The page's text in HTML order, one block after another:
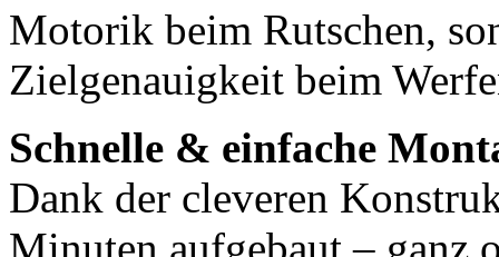
Motorik beim Rutschen,
Zielgenauigkeit beim
Schnelle & einfache
Dank der cleveren